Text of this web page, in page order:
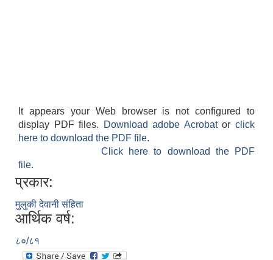
It appears your Web browser is not configured to
display PDF files.
Download adobe Acrobatorclick
here to download the PDF file.
Click here to download the PDF
file.
प्रकार:
मुलुकी देवानी संहिता
आर्थिक वर्ष:
८०/८१